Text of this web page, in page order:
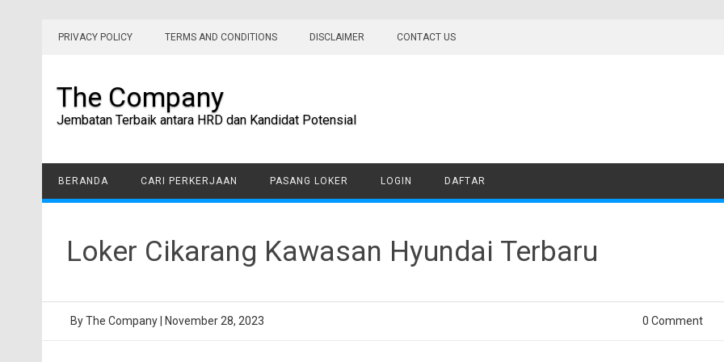
PRIVACY POLICY TERMS AND CONDITIONS DISCLAIMER CONTACT US
The Company
Jembatan Terbaik antara HRD dan Kandidat Potensial
BERANDA CARI PERKERJAAN PASANG LOKER LOGIN DAFTAR
Loker Cikarang Kawasan Hyundai Terbaru
ByThe Company November 28, 2023 0 Comment